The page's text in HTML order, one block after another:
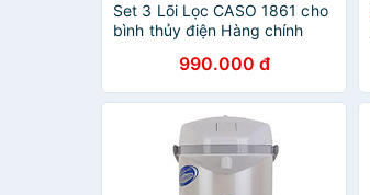
Set 3 Lõi Lọc CASO 1861 cho
bình thủy điện Hàng chính
990.000 đ